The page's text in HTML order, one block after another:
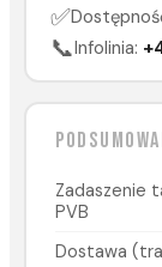
✅
📞Infolinia:
Zadaszenie
PVB
Dostawa